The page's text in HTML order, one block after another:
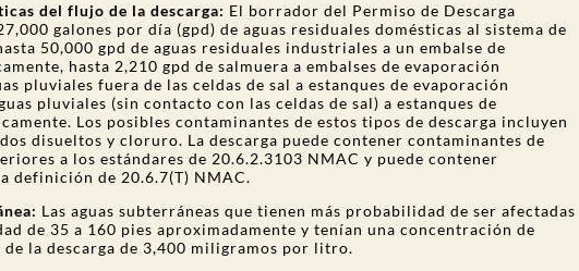
del flujo de la descarga: El borrador del Permiso de Descarga
galones por día (gpd) de aguas residuales domésticas al sistema de
50,000 gpd de aguas residuales industriales a un embalse de
hasta 2,210 gpd de salmuera a embalses de evaporación
pluviales fuera de las celdas de sal a estanques de evaporación
pluviales (sin contacto con las celdas de sal) a estanques de
Los posibles contaminantes de estos tipos de descarga incluyen
disueltos y cloruro. La descarga puede contener contaminantes de
a los estándares de 20.6.2.3103 NMAC y puede contener
definición de 20.6.7(T) NMAC.
Las aguas subterráneas que tienen más probabilidad de ser afectadas
de 35 a 160 pies aproximadamente y tenían una concentración de
la descarga de 3,400 miligramos por litro.